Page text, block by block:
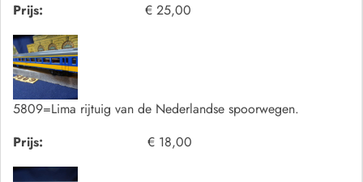
Prijs:
€ 25,00
5809=Lima rijtuig van de Nederlandse spoorwegen.
Prijs:
€ 18,00